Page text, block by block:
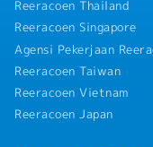
Reeracoen Thailand
Reeracoen Singapore
Agensi Pekerjaan
Reeracoen Taiwan
Reeracoen Vietnam
Reeracoen Japan